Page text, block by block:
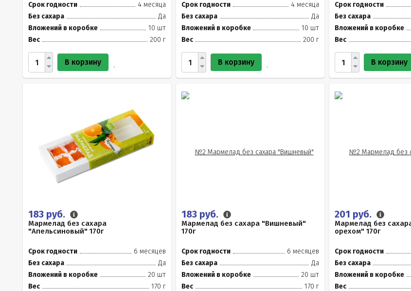
Срок годности
4 месяца
Без сахара
Да
Вложений в коробке
10 шт
Вес
200 г
В корзину
Срок годности
4 месяца
Без сахара
Да
Вложений в коробке
10 шт
Вес
200 г
В корзину
Срок годности
Без сахара
Вложений в коробке
Вес
В корзину
183 руб.
Мармелад без сахара
"Апельсиновый" 170г
Срок годности
6 месяцев
Без сахара
Да
Вложений в коробке
20 шт
Вес
170 г
183 руб.
Мармелад без сахара "Вишневый"
170г
Срок годности
6 месяцев
Без сахара
Да
Вложений в коробке
20 шт
Вес
170 г
201 руб.
Мармелад без
орехом" 170г
Срок годности
Без сахара
Вложений в коробке
Вес